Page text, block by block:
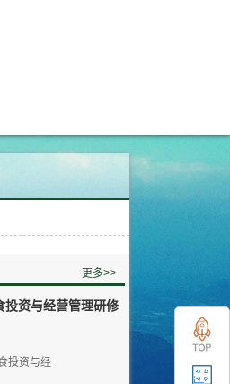
更多>>
投资与经营管理研修
投资与经